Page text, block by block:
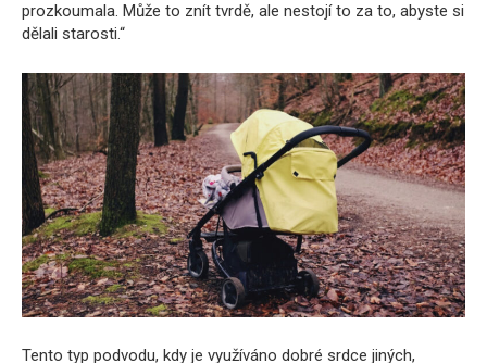
prozkoumala. Může to znít tvrdě, ale nestojí to za to, abyste si
dělali starosti.“
Tento typ podvodu, kdy je využíváno dobré srdce jiných,